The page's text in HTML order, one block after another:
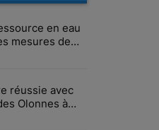
en eau
mesures de
réussie avec
Olonnes à